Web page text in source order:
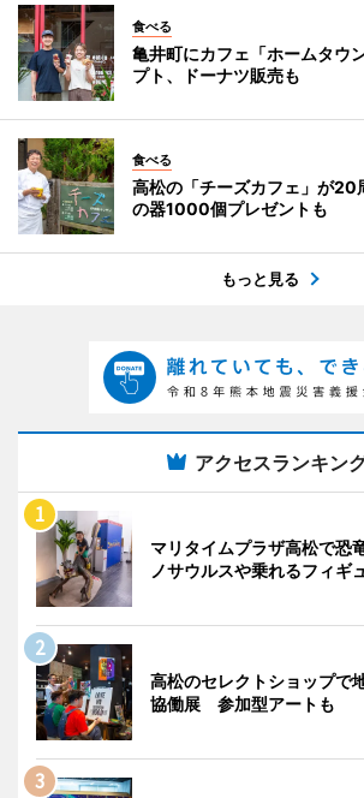
食べる
亀井町にカフェ「ホームタ
プト、ドーナツ販売も
食べる
高松の「チーズカフェ」が
の器1000個プレゼントも
もっと見る
アクセスランキン
マリタイムプラザ高松で
ノサウルスや乗れるフィギ
高松のセレクトショップで
協働展 参加型アートも